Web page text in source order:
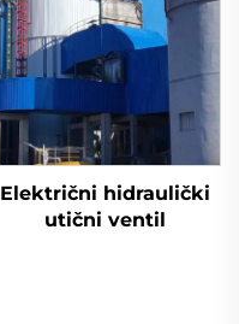
Električni hidraulički
utični ventil